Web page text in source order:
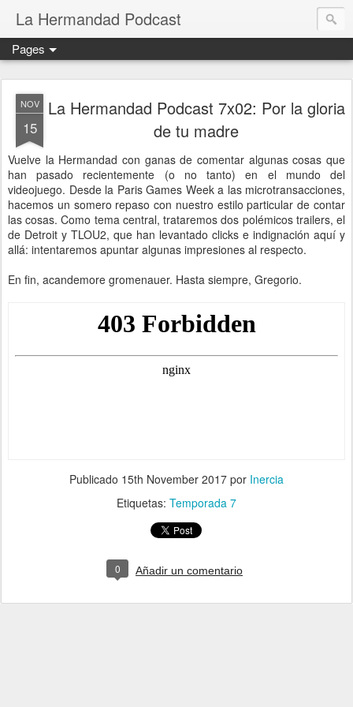
La Hermandad Podcast
Pages
NOV
15
La Hermandad Podcast 7x02: Por la gloria
de tu madre
Vuelve la Hermandad con ganas de comentar algunas cosas que
han pasado recientemente (o no tanto) en el mundo del
videojuego. Desde la Paris Games Week a las microtransacciones,
hacemos un somero repaso con nuestro estilo particular de contar
las cosas. Como tema central, trataremos dos polémicos trailers, el
de Detroit y TLOU2, que han levantado clicks e indignación aquí y
allá: intentaremos apuntar algunas impresiones al respecto.
En fin, acandemore gromenauer. Hasta siempre, Gregorio.
Publicado 15th November 2017 por Inercia
Etiquetas: Temporada 7
0 Añadir un comentario